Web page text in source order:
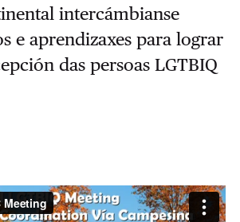
intercámbianse
e aprendizaxes para lograr
das persoas LGTBIQ